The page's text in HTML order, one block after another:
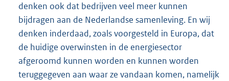
denken ook dat bedrijven veel meer kunnen
bijdragen aan de Nederlandse samenleving. En wij
denken inderdaad, zoals voorgesteld in Europa, dat
de huidige overwinsten in de energiesector
afgeroomd kunnen worden en kunnen worden
teruggegeven aan waar ze vandaan komen, namelijk